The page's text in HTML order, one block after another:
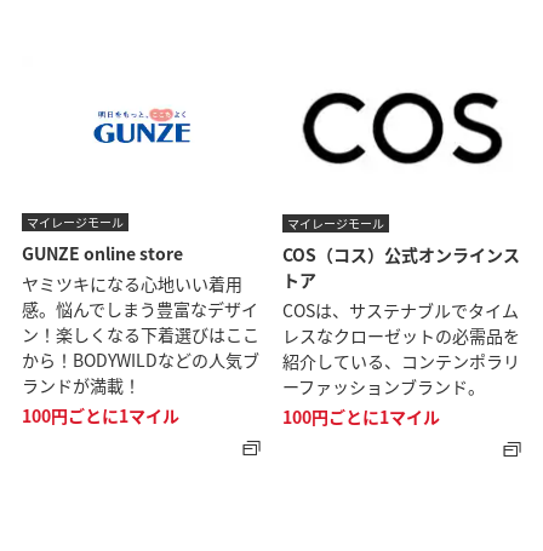
マイレージモール
GUNZE online store
ヤミツキになる心地いい着用
感。悩んでしまう豊富なデザイ
ン！楽しくなる下着選びはここ
から！BODYWILDなどの人気ブ
ランドが満載！
100円ごとに1マイル
マイレージモール
COS（コス）公式オンラインス
トア
COSは、サステナブルでタイム
レスなクローゼットの必需品を
紹介している、コンテンポラリ
ーファッションブランド。
100円ごとに1マイル